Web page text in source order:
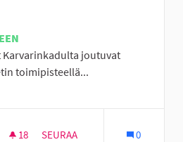
Karvarinkadulta joutuvat
toimipisteellä...
Läntinen Seinäjoki
18 18 SEURAAJAA
SEURAA 0